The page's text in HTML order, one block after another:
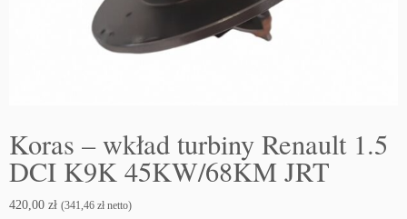
Koras – wkład turbiny Renault 1.5
DCI K9K 45KW/68KM JRT
420,00 zł (341,46 zł netto)